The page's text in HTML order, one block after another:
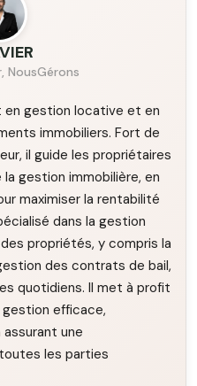
en gestion locative et en
immobiliers. Fort de
il guide les propriétaires
gestion immobilière, en
maximiser la rentabilité
dans la gestion
propriétés, y compris la
des contrats de bail,
quotidiens. Il met à profit
efficace,
une
les parties